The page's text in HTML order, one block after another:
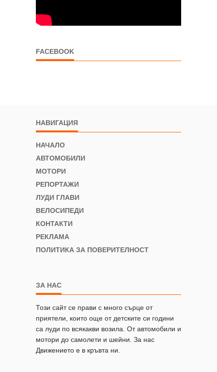
FACEBOOK
НАВИГАЦИЯ
НАЧАЛО
АВТОМОБИЛИ
МОТОРИ
РЕПОРТАЖИ
ЛУДИ ГЛАВИ
ВЕЛОСИПЕДИ
КОНТАКТИ
РЕКЛАМА
ПОЛИТИКА ЗА ПОВЕРИТЕЛНОСТ
ЗА НАС
Този сайт се прави с много сърце от
приятели, които още от детските си години
са луди по всякакви возила. От автомобили и
мотори до самолети и шейни. За нас
Движението е в кръвта ни.